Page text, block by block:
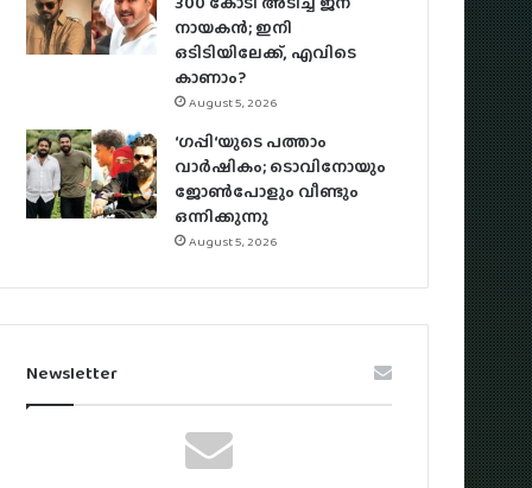
നായകൻ; ഇനി
ഒടിടിയിലേക്ക്, എവിടെ
കാണാം?
August 5, 2026
‘ഗപ്പി‘യുടെ പത്താം
വാർഷികം; ടൊവിനോയും
ജോൺപോളും വീണ്ടും
ഒന്നിക്കുന്നു
August 5, 2026
Newsletter